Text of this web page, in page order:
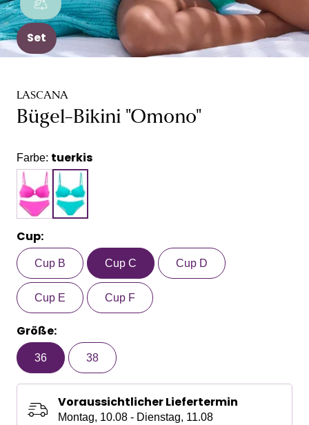
Set
LASCANA
Bügel-Bikini "Omono"
Farbe: tuerkis
Cup:
Cup B Cup C Cup D
Cup E Cup F
Größe:
36 38
Voraussichtlicher Liefertermin
Montag, 10.08 - Dienstag, 11.08